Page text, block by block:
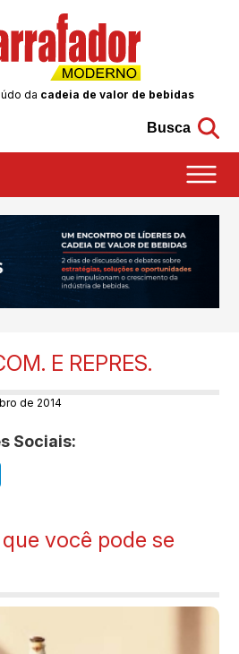
da cadeia de valor de bebidas
Busca
E REPRES.
de 2014
Sociais:
você pode se